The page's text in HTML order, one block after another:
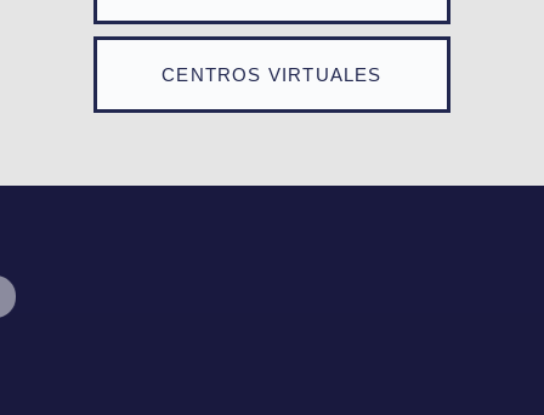
CENTROS VIRTUALES